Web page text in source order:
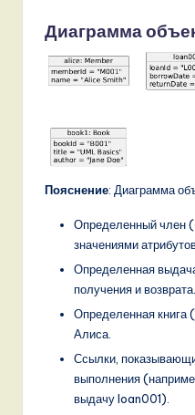
Диаграмма
Пояснение: Диаграмма
Определенный член
значениями
Определенная
получения и возврата.
Определенная книга
Алиса.
Ссылки,
выполнения
выдачу loan001).